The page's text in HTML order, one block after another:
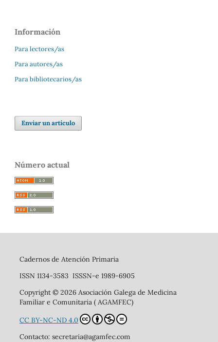
Información
Para lectores/as
Para autores/as
Para bibliotecarios/as
Enviar un artículo
Número actual
Cadernos de Atención Primaria
ISSN 1134-3583 ISSSN-e 1989-6905
Copyright © 2026 Asociación Galega de Medicina
Familiar e Comunitaria ( AGAMFEC)
CC BY-NC-ND 4.0
Contacto: secretaria@agamfec.com